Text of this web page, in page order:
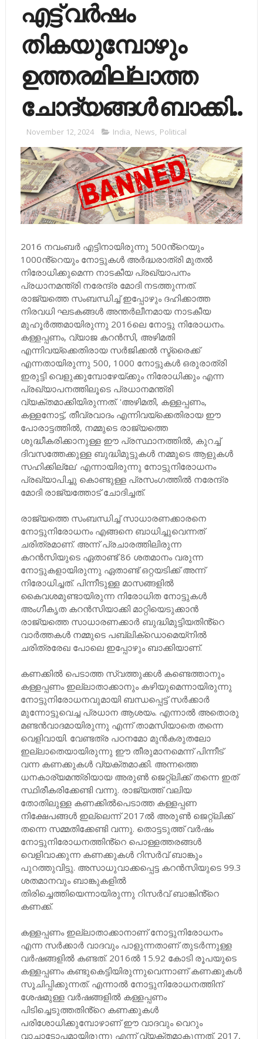
എട്ട് വർഷം
തികയുമ്പോഴും
ഉത്തരമില്ലാത്ത
ചോദ്യങ്ങൾ ബാക്കി..
November 12, 2024 India, News, Political
2016 നവംബർ എട്ടിനായിരുന്നു 500ൻ്റെയും
1000ൻ്റെയും നോട്ടുകൾ അർദ്ധരാത്രി മുതൽ
നിരോധിക്കുമെന്ന നാടകീയ പ്രഖ്യാപനം
പ്രധാനമന്ത്രി നരേന്ദ്ര മോദി നടത്തുന്നത്.
രാജ്യത്തെ സംബന്ധിച്ച് ഇപ്പോഴും ദഹിക്കാത്ത
നിരവധി ഘടകങ്ങൾ അന്തർലീനമായ നാടകീയ
മുഹൂർത്തമായിരുന്നു 2016ലെ നോട്ടു നിരോധനം.
കള്ളപ്പണം, വ്യാജ കറൻസി, അഴിമതി
എന്നിവയ്ക്കെതിരായ സർജിക്കൽ സ്ട്രൈക്ക്
എന്നതായിരുന്നു 500, 1000 നോട്ടുകൾ ഒരുരാത്രി
ഇരുട്ടി വെളുക്കുമ്പോഴേയ്ക്കും നിരോധിക്കും എന്ന
പ്രഖ്യാപനത്തിലൂടെ പ്രധാനമന്ത്രി
വ്യക്തമാക്കിയിരുന്നത്. 'അഴിമതി, കള്ളപ്പണം,
കള്ളനോട്ട്, തീവ്രവാദം എന്നിവയ്‌ക്കെതിരായ ഈ
പോരാട്ടത്തിൽ, നമ്മുടെ രാജ്യത്തെ
ശുദ്ധീകരിക്കാനുള്ള ഈ പ്രസ്ഥാനത്തിൽ, കുറച്ച്
ദിവസത്തേക്കുള്ള ബുദ്ധിമുട്ടുകൾ നമ്മുടെ ആളുകൾ
സഹിക്കില്ലേ' എന്നായിരുന്നു നോട്ടുനിരോധനം
പ്രഖ്യാപിച്ചു കൊണ്ടുള്ള പ്രസംഗത്തിൽ നരേന്ദ്ര
മോദി രാജ്യത്തോട് ചോദിച്ചത്.
രാജ്യത്തെ സംബന്ധിച്ച് സാധാരണക്കാരനെ
നോട്ടുനിരോധനം എങ്ങനെ ബാധിച്ചുവെന്നത്
ചരിത്രമാണ്. അന്ന് പ്രചാരത്തിലിരുന്ന
കറൻസിയുടെ ഏതാണ്ട് 86 ശതമാനം വരുന്ന
നോട്ടുകളായിരുന്നു ഏതാണ്ട് ഒറ്റയടിക്ക് അന്ന്
നിരോധിച്ചത്. പിന്നീടുള്ള മാസങ്ങളിൽ
കൈവശമുണ്ടായിരുന്ന നിരോധിത നോട്ടുകൾ
അംഗീകൃത കറൻസിയാക്കി മാറ്റിയെടുക്കാൻ
രാജ്യത്തെ സാധാരണക്കാർ ബുദ്ധിമുട്ടിയതിൻ്റെ
വാർത്തകൾ നമ്മുടെ പബ്ലിക്ഡൊമെയ്നിൽ
ചരിത്രരേഖ പോലെ ഇപ്പോഴും ബാക്കിയാണ്.
കണക്കിൽ പെടാത്ത സ്വത്തുക്കൾ കണ്ടെത്താനും
കള്ളപ്പണം ഇല്ലാതാക്കാനും കഴിയുമെന്നായിരുന്നു
നോട്ടുനിരോധനവുമായി ബന്ധപ്പെട്ട് സർക്കാർ
മുന്നോട്ടുവെച്ച പ്രധാന ആശയം. എന്നാൽ അതൊരു
മണ്ടൻവാദമായിരുന്നു എന്ന് താമസിയാതെ തന്നെ
വെളിവായി. വേണ്ടത്ര പഠനമോ മുൻകരുതലോ
ഇല്ലാതെയായിരുന്നു ഈ തീരുമാനമെന്ന് പിന്നീട്
വന്ന കണക്കുകൾ വ്യക്തമാക്കി. അന്നത്തെ
ധനകാര്യമന്ത്രിയായ അരുൺ ജെറ്റ്ലിക്ക് തന്നെ ഇത്
സ്ഥിരീകരിക്കേണ്ടി വന്നു. രാജ്യത്ത് വലിയ
തോതിലുള്ള കണക്കിൽപെടാത്ത കള്ളപ്പണ
നിക്ഷേപങ്ങൾ ഇല്ലെന്ന് 2017ൽ അരുൺ ജെറ്റ്ലിക്ക്
തന്നെ സമ്മതിക്കേണ്ടി വന്നു. തൊട്ടടുത്ത് വർഷം
നോട്ടുനിരോധനത്തിൻ്റെ പൊള്ളത്തരങ്ങൾ
വെളിവാക്കുന്ന കണക്കുകൾ റിസർവ് ബാങ്കും
പുറത്തുവിട്ടു. അസാധുവാക്കപ്പെട്ട കറൻസിയുടെ 99.3
ശതമാനവും ബാങ്കുകളിൽ
തിരിച്ചെത്തിയെന്നായിരുന്നു റിസർവ് ബാങ്കിൻ്റെ
കണക്ക്.
കള്ളപ്പണം ഇല്ലാതാക്കാനാണ് നോട്ടുനിരോധനം
എന്ന സർക്കാർ വാദവും പാളുന്നതാണ് തുടർന്നുള്ള
വർഷങ്ങളിൽ കണ്ടത്. 2016ൽ 15.92 കോടി രൂപയുടെ
കള്ളപ്പണം കണ്ടുകെട്ടിയിരുന്നുവെന്നാണ് കണക്കുകൾ
സൂചിപ്പിക്കുന്നത്. എന്നാൽ നോട്ടുനിരോധനത്തിന്
ശേഷമുള്ള വർഷങ്ങളിൽ കള്ളപ്പണം
പിടിച്ചെടുത്തതിൻ്റെ കണക്കുകൾ
പരിശോധിക്കുമ്പോഴാണ് ഈ വാദവും വെറും
വാചാടോപമായിരുന്നു എന്ന് വ്യക്തമാകുന്നത്. 2017,